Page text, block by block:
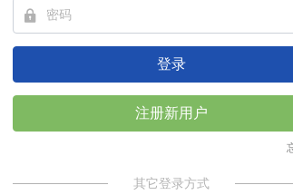
넱
登录
注册新用户
其它登录方式